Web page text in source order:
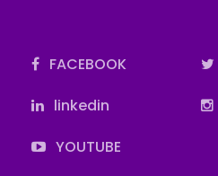
FACEBOOK
linkedin
YOUTUBE